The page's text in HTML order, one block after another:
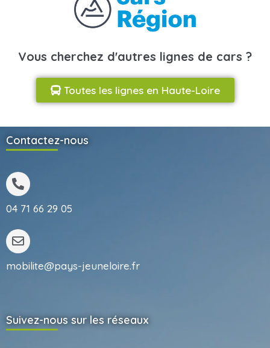
Vous cherchez d'autres lignes de cars ?
Toutes les lignes en Haute-Loire
Contactez-nous
04 71 66 29 05
mobilite@pays-jeuneloire.fr
Suivez-nous sur les réseaux